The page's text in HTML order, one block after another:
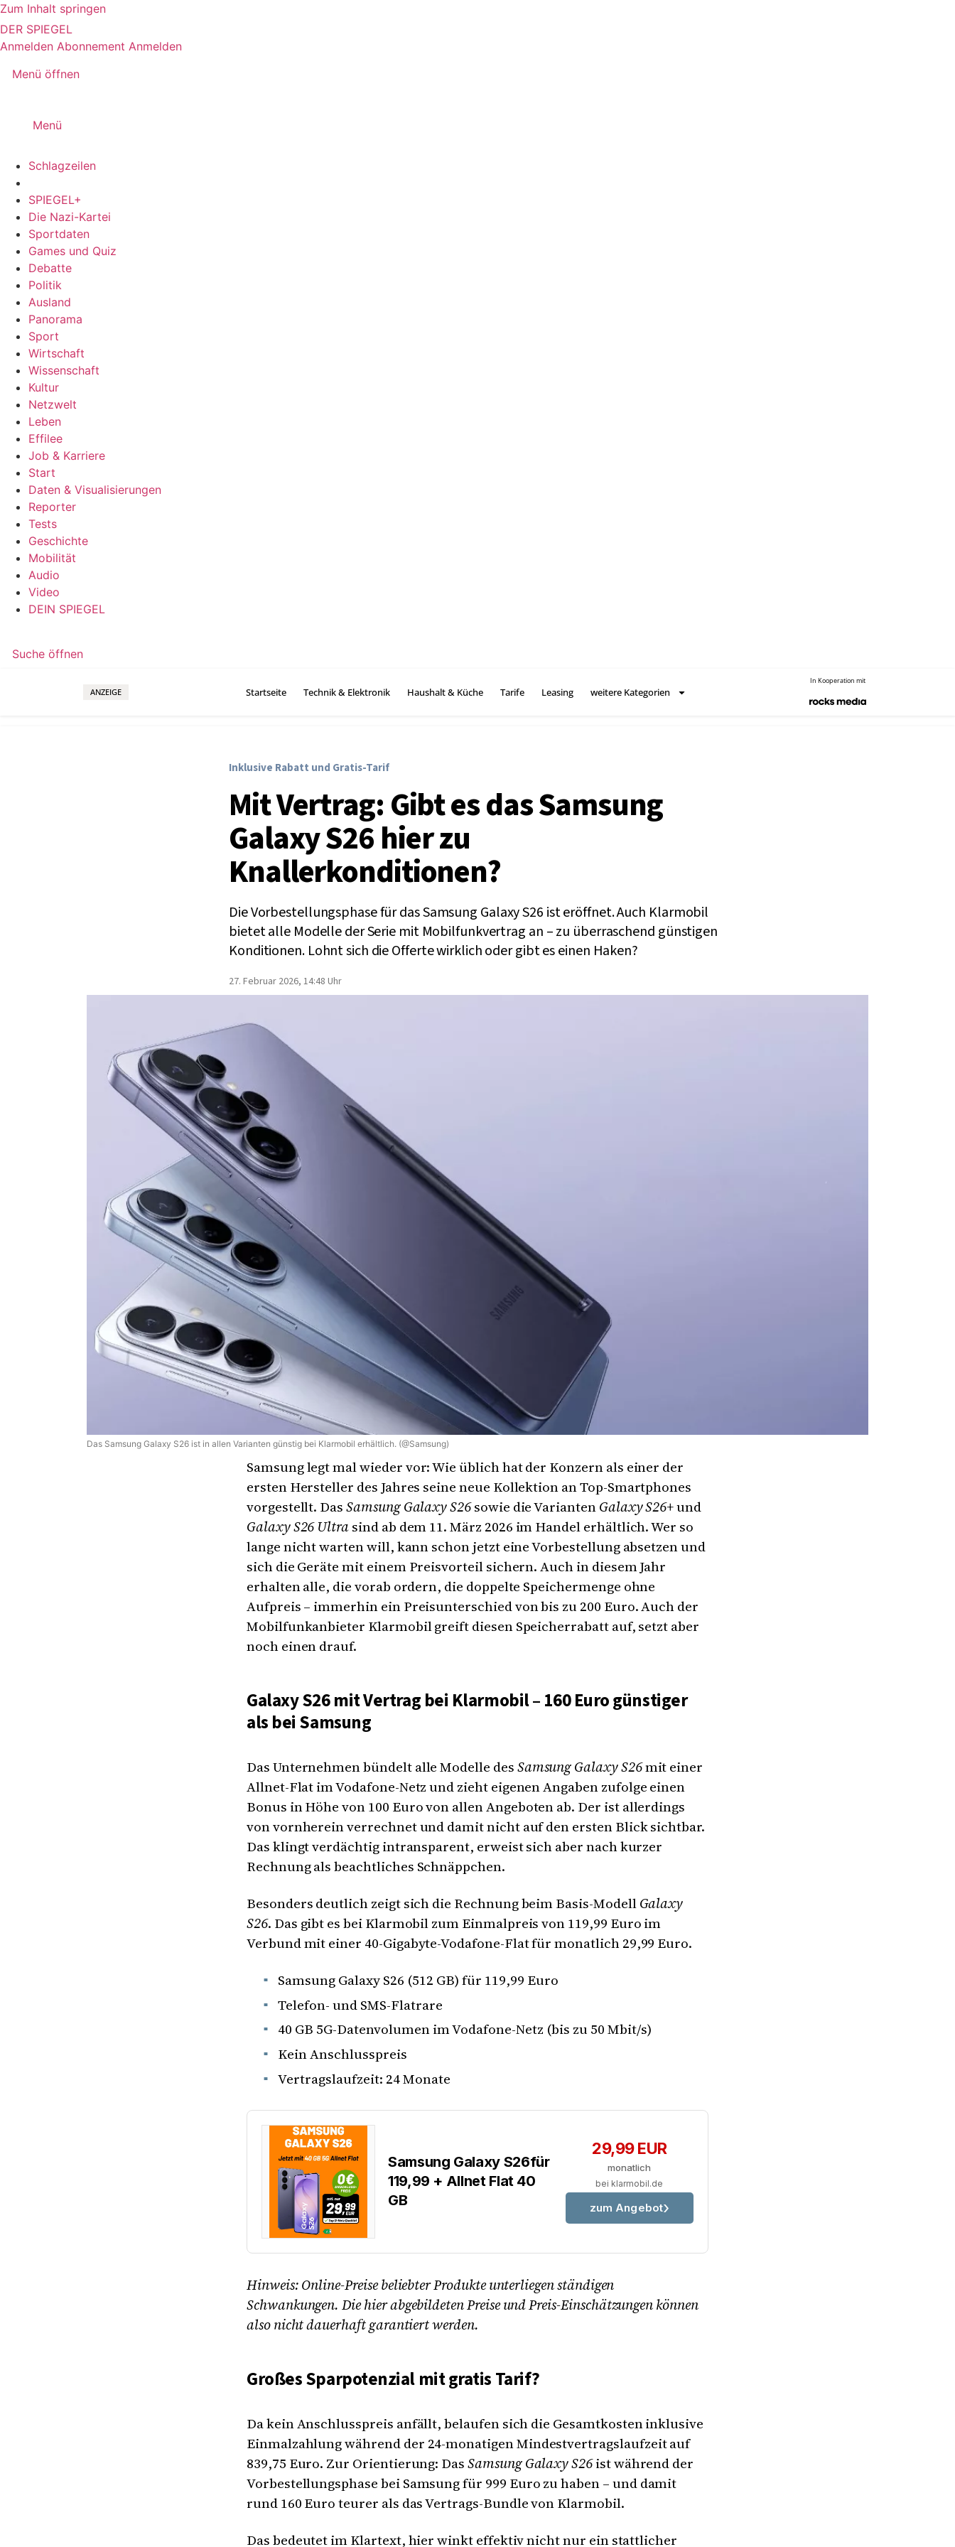
Zum Inhalt springen
DER SPIEGEL
Anmelden Abonnement Anmelden
Menü öffnen
Menü
Schlagzeilen
SPIEGEL+
Die Nazi-Kartei
Sportdaten
Games und Quiz
Debatte
Politik
Ausland
Panorama
Sport
Wirtschaft
Wissenschaft
Kultur
Netzwelt
Leben
Effilee
Job & Karriere
Start
Daten & Visualisierungen
Reporter
Tests
Geschichte
Mobilität
Audio
Video
DEIN SPIEGEL
Suche öffnen
Startseite Technik & Elektronik Haushalt & Küche Tarife Leasing weitere Kategorien
ANZEIGE
In Kooperation mit
Inklusive Rabatt und Gratis-Tarif
Mit Vertrag: Gibt es das Samsung
Galaxy S26 hier zu
Knallerkonditionen?
Die Vorbestellungsphase für das Samsung Galaxy S26 ist eröffnet. Auch Klarmobil
bietet alle Modelle der Serie mit Mobilfunkvertrag an – zu überraschend günstigen
Konditionen. Lohnt sich die Offerte wirklich oder gibt es einen Haken?
27. Februar 2026, 14:48 Uhr
Das Samsung Galaxy S26 ist in allen Varianten günstig bei Klarmobil erhältlich. (@Samsung)
Samsung legt mal wieder vor: Wie üblich hat der Konzern als einer der
ersten Hersteller des Jahres seine neue Kollektion an Top-Smartphones
vorgestellt. DasSamsung Galaxy S26sowie die VariantenGalaxy S26+und
Galaxy S26 Ultrasind ab dem 11. März 2026 im Handel erhältlich. Wer so
lange nicht warten will, kann schon jetzt eine Vorbestellung absetzen und
sich die Geräte mit einem Preisvorteil sichern. Auch in diesem Jahr
erhalten alle, die vorab ordern, die doppelte Speichermenge ohne
Aufpreis – immerhin ein Preisunterschied von bis zu 200 Euro. Auch der
Mobilfunkanbieter Klarmobil greift diesen Speicherrabatt auf, setzt aber
noch einen drauf.
Galaxy S26 mit Vertrag bei Klarmobil – 160 Euro günstiger
als bei Samsung
Das Unternehmen bündelt alle Modelle desSamsung Galaxy S26mit einer
Allnet-Flat im Vodafone-Netz und zieht eigenen Angaben zufolge einen
Bonus in Höhe von 100 Euro von allen Angeboten ab. Der ist allerdings
von vornherein verrechnet und damit nicht auf den ersten Blick sichtbar.
Das klingt verdächtig intransparent, erweist sich aber nach kurzer
Rechnung als beachtliches Schnäppchen.
Besonders deutlich zeigt sich die Rechnung beim Basis-ModellGalaxy
S26. Das gibt es bei Klarmobil zum Einmalpreis von 119,99 Euro im
Verbund mit einer 40-Gigabyte-Vodafone-Flat für monatlich 29,99 Euro.
Samsung Galaxy S26 (512 GB) für 119,99 Euro
Telefon- und SMS-Flatrare
40 GB 5G-Datenvolumen im Vodafone-Netz (bis zu 50 Mbit/s)
Kein Anschlusspreis
Vertragslaufzeit: 24 Monate
Samsung Galaxy S26für
119,99 + Allnet Flat 40
GB
29,99 EUR
monatlich
bei klarmobil.de
zum Angebot
Hinweis: Online-Preise beliebter Produkte unterliegen ständigen
Schwankungen. Die hier abgebildeten Preise und Preis-Einschätzungen können
also nicht dauerhaft garantiert werden.
Großes Sparpotenzial mit gratis Tarif?
Da kein Anschlusspreis anfällt, belaufen sich die Gesamtkosten inklusive
Einmalzahlung während der 24-monatigen Mindestvertragslaufzeit auf
839,75 Euro. Zur Orientierung: DasSamsung Galaxy S26ist während der
Vorbestellungsphase bei Samsung für 999 Euro zu haben – und damit
rund 160 Euro teurer als das Vertrags-Bundle von Klarmobil.
Das bedeutet im Klartext, hier winkt effektiv nicht nur ein stattlicher